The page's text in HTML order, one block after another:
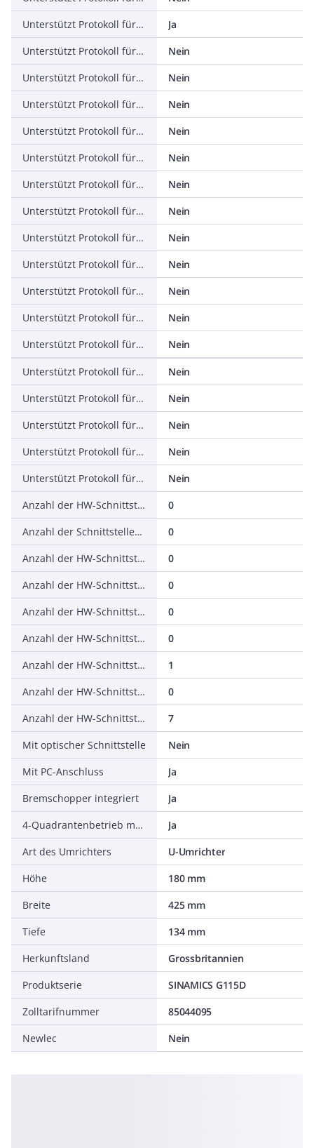
Unterstützt Protokoll für ASI
Ja
Unterstützt Protokoll für KNX
Nein
Unterstützt Protokoll für Modbus
Nein
Unterstützt Protokoll für Data-Highway
Nein
Unterstützt Protokoll für DeviceNet
Nein
Unterstützt Protokoll für SUCONET
Nein
Unterstützt Protokoll für LON
Nein
Unterstützt Protokoll für PROFINET IO
Nein
Unterstützt Protokoll für PROFINET CBA
Nein
Unterstützt Protokoll für SERCOS
Nein
Unterstützt Protokoll für Foundation Fieldbus
Nein
Unterstützt Protokoll für EtherNet/IP
Nein
Unterstützt Protokoll für AS-Interface Safety at Work
Nein
Unterstützt Protokoll für DeviceNet Safety
Nein
Unterstützt Protokoll für INTERBUS-Safety
Nein
Unterstützt Protokoll für PROFIsafe
Nein
Unterstützt Protokoll für SafetyBUS p
Nein
Unterstützt Protokoll für sonstige Bussysteme
Nein
Anzahl der HW-Schnittstellen Industrial Ethernet
0
Anzahl der Schnittstellen PROFINET
0
Anzahl der HW-Schnittstellen seriell RS-232
0
Anzahl der HW-Schnittstellen seriell RS-422
0
Anzahl der HW-Schnittstellen seriell RS-485
0
Anzahl der HW-Schnittstellen seriell TTY
0
Anzahl der HW-Schnittstellen USB
1
Anzahl der HW-Schnittstellen parallel
0
Anzahl der HW-Schnittstellen sonstige
7
Mit optischer Schnittstelle
Nein
Mit PC-Anschluss
Ja
Bremschopper integriert
Ja
4-Quadrantenbetrieb möglich
Ja
Art des Umrichters
U-Umrichter
Höhe
180 mm
Breite
425 mm
Tiefe
134 mm
Herkunftsland
Grossbritannien
Produktserie
SINAMICS G115D
Zolltarifnummer
85044095
Newlec
Nein